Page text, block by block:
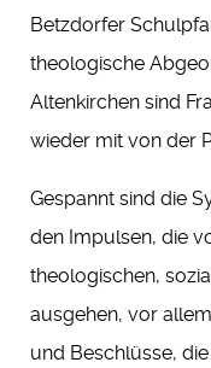
Betzdorfer
theologische
Altenkirchen sind
wieder mit von der
Gespannt sind die
den Impulsen, die
theologischen,
ausgehen, vor
und Beschlüsse,